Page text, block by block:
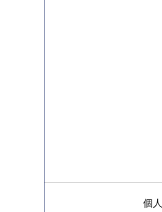
個